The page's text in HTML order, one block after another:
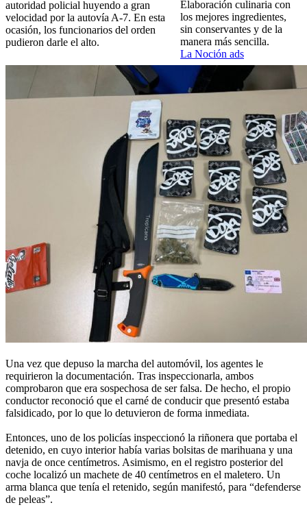
Elaboración culinaria con
los mejores ingredientes,
sin conservantes y de la
manera más sencilla.
La Noción ads
autoridad policial huyendo a gran
velocidad por la autovía A-7. En esta
ocasión, los funcionarios del orden
pudieron darle el alto.
Una vez que depuso la marcha del automóvil, los agentes le
requirieron la documentación. Tras inspeccionarla, ambos
comprobaron que era sospechosa de ser falsa. De hecho, el propio
conductor reconoció que el carné de conducir que presentó estaba
falsidicado, por lo que lo detuvieron de forma inmediata.
Entonces, uno de los policías inspeccionó la riñonera que portaba el
detenido, en cuyo interior había varias bolsitas de marihuana y una
navja de once centímetros. Asimismo, en el registro posterior del
coche localizó un machete de 40 centímetros en el maletero. Un
arma blanca que tenía el retenido, según manifestó, para “defenderse
de peleas”.